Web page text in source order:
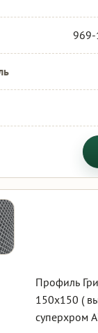
Профиль
150х150 (
суперхром